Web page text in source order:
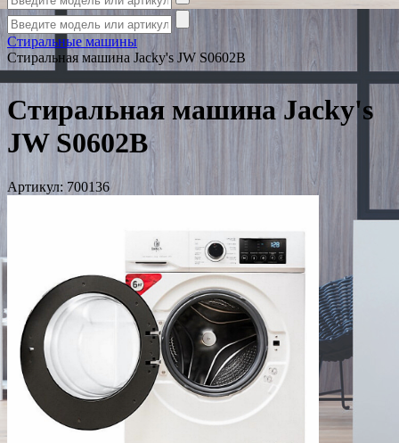
Стиральные машины
Стиральная машина Jacky's JW S0602B
Стиральная машина Jacky's
JW S0602B
Артикул: 700136